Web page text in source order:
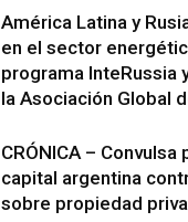
América Latina y
en el sector
programa InteRussia
la Asociación Global
CRÓNICA –
capital argentina
sobre propiedad